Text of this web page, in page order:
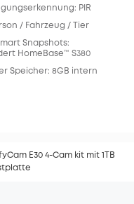
PIR
/ Fahrzeug / Tier
Snapshots:
HomeBase™ S380
Speicher: 8GB intern
E30 4-Cam kit mit 1TB